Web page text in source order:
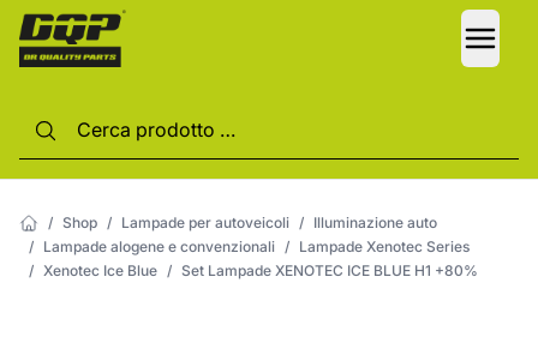
/ Shop / Lampade per autoveicoli / Illuminazione auto
/ Lampade alogene e convenzionali / Lampade Xenotec Series
/ Xenotec Ice Blue / Set Lampade XENOTEC ICE BLUE H1 +80%